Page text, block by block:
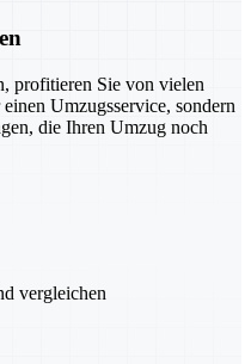
profitieren Sie von vielen
Umzugsservice, sondern
die Ihren Umzug noch
vergleichen